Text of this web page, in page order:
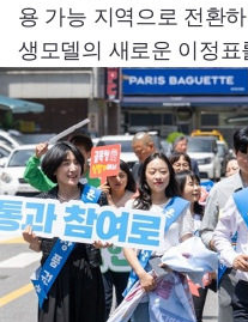
용 가능 지역으로 전환
생모델의 새로운 이정표